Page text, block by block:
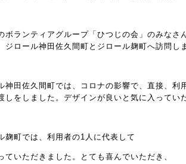
ボランティアグループ「ひつじの会」のみな
ジロール神田佐久間町とジロール麹町へ訪問し
神田佐久間町では、コロナの影響で、直接、
しをしました。デザインが良いと気に入って
麹町では、利用者の1人に代表して
ていただきました。とても喜んでいただき、